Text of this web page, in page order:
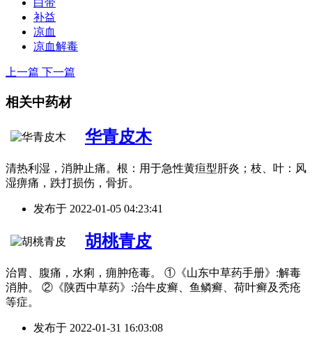
白带
补益
凉血
凉血解毒
上一篇 下一篇
相关中药材
华青皮木
清热利湿，消肿止痛。根：用于急性黄疸型肝炎；枝、叶：风
湿痹痛，跌打损伤，骨折。
发布于 2022-01-05 04:23:41
胡桃青皮
治胃、腹痛，水痢，痈肿疮毒。 ①《山东中草药手册》:解毒
消肿。 ②《陕西中草药》:治牛皮癣、鱼鳞癣、荷叶癣及秃疮
等症。
发布于 2022-01-31 16:03:08